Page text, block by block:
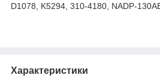
D1078, K5294, 310-4180, NADP-
Характеристики